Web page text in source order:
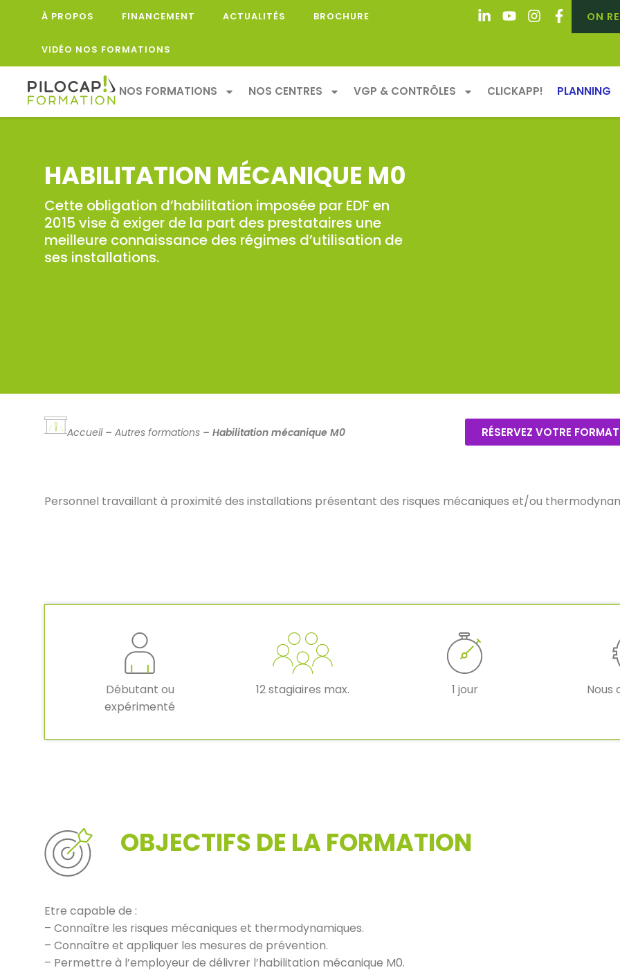
À PROPOS FINANCEMENT ACTUALITÉS BROCHURE
VIDÉO NOS FORMATIONS
ON
NOS FORMATIONS NOS CENTRES VGP & CONTRÔLES CLICKAPP! PLANNING
HABILITATION MÉCANIQUE M0
Cette obligation d’habilitation imposée par EDF en
2015 vise à exiger de la part des prestataires une
meilleure connaissance des régimes d’utilisation de
ses installations.
Accueil– Autres formations – Habilitation mécanique M0 RÉSERVEZ VOTRE
Personnel travaillant à proximité des installations présentant des risques mécaniques et/ou
Débutant ou
expérimenté
12 stagiaires max. 1 jour Nous
OBJECTIFS DE LA FORMATION
Etre capable de :
– Connaître les risques mécaniques et thermodynamiques.
– Connaître et appliquer les mesures de prévention.
– Permettre à l’employeur de délivrer l’habilitation mécanique M0.